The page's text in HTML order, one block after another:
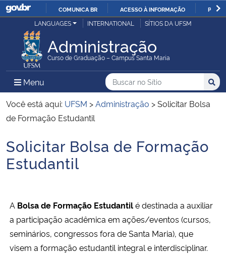
IR
O
COMUNICA BR ACESSO À INFORMAÇÃO
Ministério da Justiça e Segurança Pública
Ministério da Defesa
Ministério das Relações Exteriores
Ministério da Infraestrutura
Ministério da Educação
Ministério da Cidadania
LANGUAGES INTERNATIONAL SÍTIOS DA UFSM
Administração
Curso de Graduação – Campus Santa Maria
Menu Menu Principal do Sítio
Busca
Buscar no no Sítio
Busca:
Você está aqui: UFSM >Administração >Solicitar Bolsa
de Formação Estudantil
Início do conteúdo
Solicitar Bolsa de Formação
Estudantil
A Bolsa de Formação Estudantilé destinada a auxiliar
a participação acadêmica em ações/eventos (cursos,
seminários, congressos fora de Santa Maria), que
visem a formação estudantil integral e interdisciplinar.